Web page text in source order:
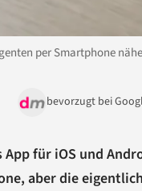
per Smartphone
bevorzugt bei
für iOS und
aber die